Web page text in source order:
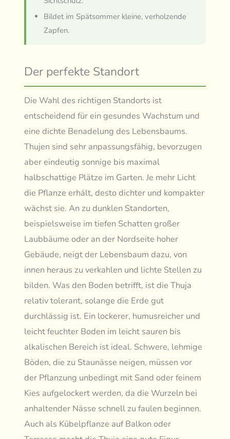
Bildet im Spätsommer kleine, verholzende
Zapfen.
Der perfekte Standort
Die Wahl des richtigen Standorts ist
entscheidend für ein gesundes Wachstum und
eine dichte Benadelung des Lebensbaums.
Thujen sind sehr anpassungsfähig, bevorzugen
aber eindeutig sonnige bis maximal
halbschattige Plätze im Garten. Je mehr Licht
die Pflanze erhält, desto dichter und kompakter
wächst sie. An zu dunklen Standorten,
beispielsweise im tiefen Schatten großer
Laubbäume oder an der Nordseite hoher
Gebäude, neigt der Lebensbaum dazu, von
innen heraus zu verkahlen und lichte Stellen zu
bilden. Was den Boden betrifft, ist die Thuja
relativ tolerant, solange die Erde gut
durchlässig ist. Ein lockerer, humusreicher und
leicht feuchter Boden im leicht sauren bis
alkalischen Bereich ist ideal. Schwere, lehmige
Böden, die zu Staunässe neigen, müssen vor
der Pflanzung unbedingt mit Sand oder feinem
Kies aufgelockert werden, da die Wurzeln bei
anhaltender Nässe schnell zu faulen beginnen.
Auch als Kübelpflanze auf Balkon oder